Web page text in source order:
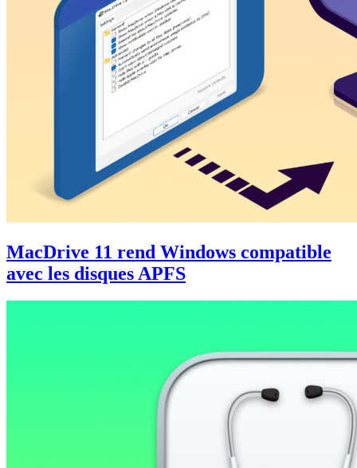
MacDrive 11 rend Windows compatible
avec les disques APFS